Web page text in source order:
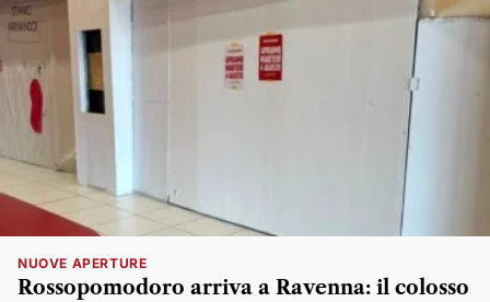
NUOVE APERTURE
Rossopomodoro arriva a Ravenna: il colosso